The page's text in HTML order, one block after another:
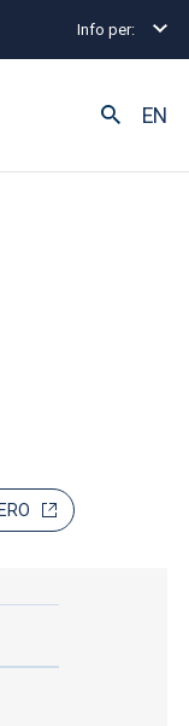
Info per:
EN
Economia